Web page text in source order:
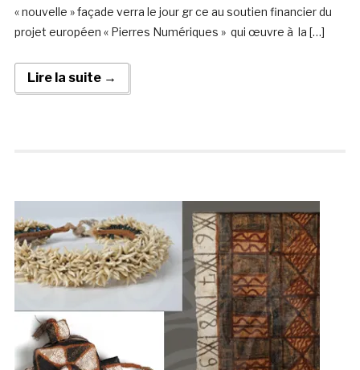
« nouvelle » façade verra le jour gr ce au soutien financier du
projet européen « Pierres Numériques » qui œuvre à la […]
Lire la suite →